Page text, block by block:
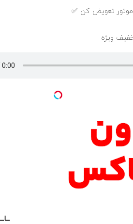
موتور تعویض کن ✅